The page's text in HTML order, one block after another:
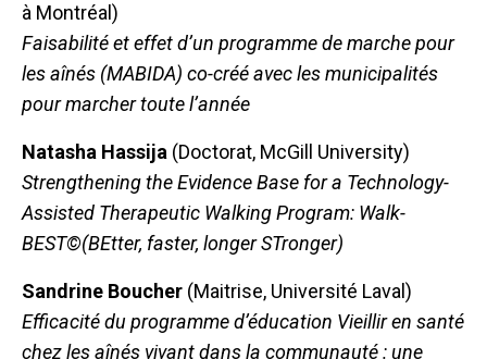
à Montréal)
Faisabilité et effet d’un programme de marche pour
les aînés (MABIDA) co-créé avec les municipalités
pour marcher toute l’année
Natasha Hassija (Doctorat, McGill University)
Strengthening the Evidence Base for a Technology-
Assisted Therapeutic Walking Program: Walk-
BEST©(BEtter, faster, longer STronger)
Sandrine Boucher (Maitrise, Université Laval)
Efficacité du programme d’éducation Vieillir en santé
chez les aînés vivant dans la communauté : une